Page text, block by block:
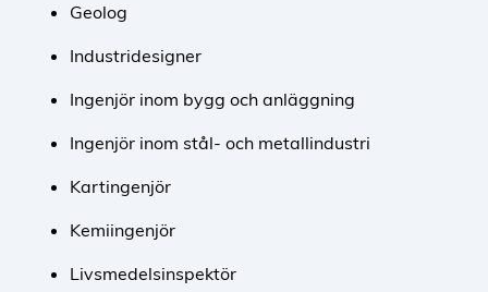
Geolog
Industridesigner
Ingenjör inom bygg och anläggning
Ingenjör inom stål- och metallindustri
Kartingenjör
Kemiingenjör
Livsmedelsinspektör